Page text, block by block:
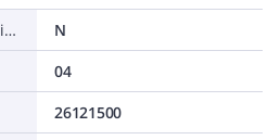
Förlängd ansvarstid enligt ALEM-09
N
04
26121500